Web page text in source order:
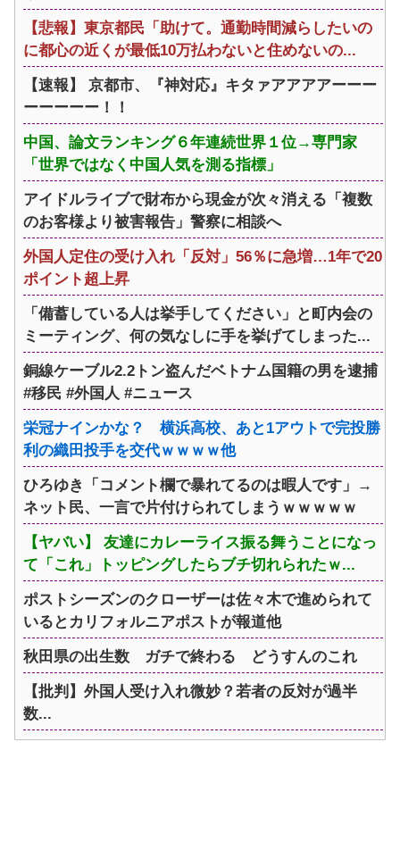
【悲報】東京都民「助けて。通勤時間減らしたいの
に都心の近くが最低10万払わないと住めないの...
【速報】 京都市、『神対応』キタァアアアアーーー
ーーーーー！！
中国、論文ランキング６年連続世界１位→専門家
「世界ではなく中国人気を測る指標」
アイドルライブで財布から現金が次々消える「複数
のお客様より被害報告」警察に相談へ
外国人定住の受け入れ「反対」56％に急増…1年で20
ポイント超上昇
「備蓄している人は挙手してください」と町内会の
ミーティング、何の気なしに手を挙げてしまった...
銅線ケーブル2.2トン盗んだベトナム国籍の男を逮捕
#移民 #外国人 #ニュース
栄冠ナインかな？ 横浜高校、あと1アウトで完投勝
利の織田投手を交代ｗｗｗｗ他
ひろゆき「コメント欄で暴れてるのは暇人です」→
ネット民、一言で片付けられてしまうｗｗｗｗｗ
【ヤバい】 友達にカレーライス振る舞うことになっ
て「これ」トッピングしたらブチ切れられたｗ...
ポストシーズンのクローザーは佐々木で進められて
いるとカリフォルニアポストが報道他
秋田県の出生数 ガチで終わる どうすんのこれ
【批判】外国人受け入れ微妙？若者の反対が過半
数...